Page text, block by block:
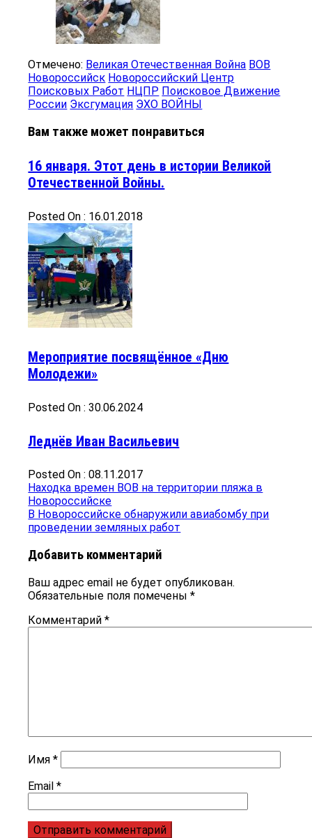
Отмечено: Великая Отечественная Война ВОВ
Новороссийск Новороссийский Центр
Поисковых Работ НЦПР Поисковое Движение
России Эксгумация ЭХО ВОЙНЫ
Вам также может понравиться
16 января. Этот день в истории Великой
Отечественной Войны.
Posted On : 16.01.2018
Мероприятие посвящённое «Дню
Молодежи»
Posted On : 30.06.2024
Леднёв Иван Васильевич
Posted On : 08.11.2017
Навигация
по
записям
Предыдущая
запись:
Находка времен ВОВ на территории пляжа в
Новороссийске
Следующая
запись:
В Новороссийске обнаружили авиабомбу при
проведении земляных работ
Добавить комментарий
Ваш адрес email не будет опубликован.
Обязательные поля помечены*
Комментарий*
Имя*
Email*